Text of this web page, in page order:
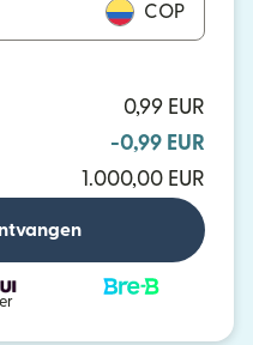
COP
0,99 EUR
-0,99 EUR
1.000,00 EUR